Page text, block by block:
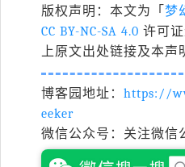
版权声明：本文为「 梦
CC BY-NC-SA 4.0 许可
上原文出处链接及本声
博客园地址： https://
eeker
微信公众号：关注微信